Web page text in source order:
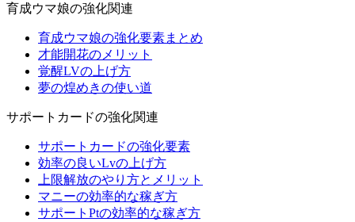
育成ウマ娘の強化関連
育成ウマ娘の強化要素まとめ
才能開花のメリット
覚醒LVの上げ方
夢の煌めきの使い道
サポートカードの強化関連
サポートカードの強化要素
効率の良いLvの上げ方
上限解放のやり方とメリット
マニーの効率的な稼ぎ方
サポートPtの効率的な稼ぎ方